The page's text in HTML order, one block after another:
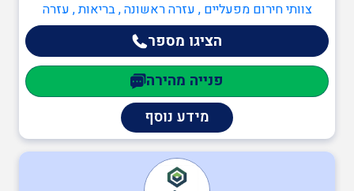
עזרה ראשונה
עורך מבדקי בטיחות
במוסדות חינוך
תוכנה לניהול הבטיחות
צוותי חירום מפעליים , עזרה ראשונה , בריאות , עזרה
ראשונה , כיבוי אש , ניהול אסונות ומצבי חירום , הקמה,
הכנה ותרגול צוותי חירום מפעליים
הציגו מספר
פנייה מהירה
מידע נוסף